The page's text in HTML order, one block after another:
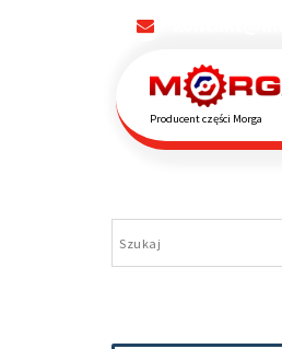
Producent części Morga